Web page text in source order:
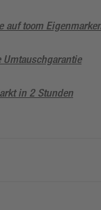
auf toom
Umtauschgarantie
in 2 Stunden